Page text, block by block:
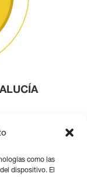
como las
dispositivo. El
Commons